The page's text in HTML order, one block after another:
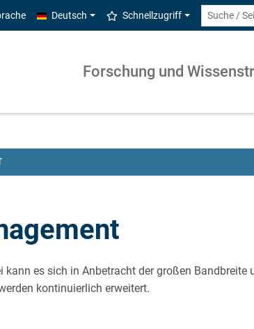
Deutsch Schnellzugriff
Forschung und
es sich in Anbetracht der großen Bandbreite
kontinuierlich erweitert.